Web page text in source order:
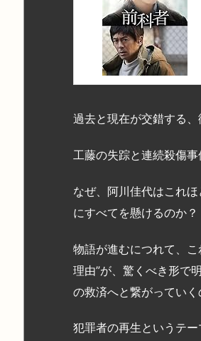
過去と現在が交錯する
工藤の失踪と連続殺傷
なぜ、阿川佳代はこれ
にすべてを懸けるのか？
物語が進むにつれて、
理由”が、驚くべき形で
の救済へと繋がっていく
犯罪者の再生というテ